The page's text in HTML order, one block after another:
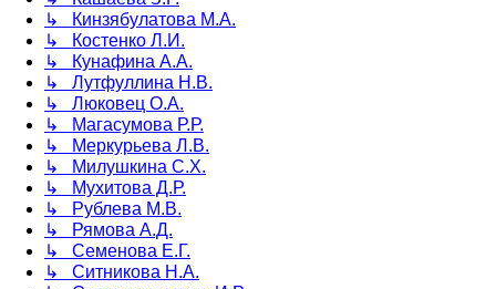
↳ Кинзябулатова М.А.
↳ Костенко Л.И.
↳ Кунафина А.А.
↳ Лутфуллина Н.В.
↳ Люковец О.А.
↳ Магасумова Р.Р.
↳ Меркурьева Л.В.
↳ Милушкина С.Х.
↳ Мухитова Д.Р.
↳ Рублева М.В.
↳ Рямова А.Д.
↳ Семенова Е.Г.
↳ Ситникова Н.А.